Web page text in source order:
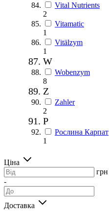
Vital Nutrients
2
Vitamatic
1
Vitälzym
1
W
Wobenzym
8
Z
Zahler
2
Р
Рослина Карпат
1
Ціна
грн
-
Доставка